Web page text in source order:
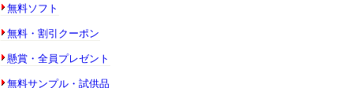
無料ソフト
無料・割引クーポン
懸賞・全員プレゼント
無料サンプル・試供品